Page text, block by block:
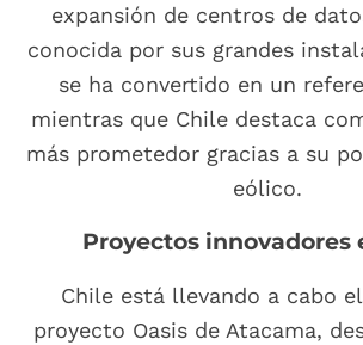
expansión de centros de
conocida por sus grandes
se ha convertido en un
mientras que Chile destaca
más prometedor gracias a su
eólico.
Proyectos innovadores
Chile está llevando a cabo
proyecto Oasis de Atacama,